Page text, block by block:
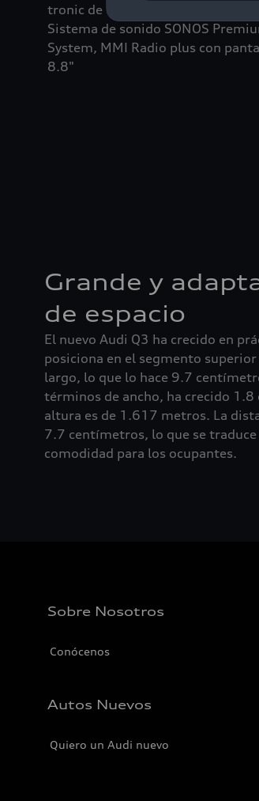
tronic de 7 velocidades, Audi Drive
Sistema de sonido SONOS
System, MMI Radio plus con
8.8"
Grande y
de espacio
El nuevo Audi Q3 ha crecido en
posiciona en el segmento
largo, lo que lo hace 9.7
términos de ancho, ha crecido
altura es de 1.617 metros. La
7.7 centímetros, lo que se
comodidad para los ocupantes.
Sobre Nosotros
Conócenos
Autos Nuevos
Quiero un Audi nuevo